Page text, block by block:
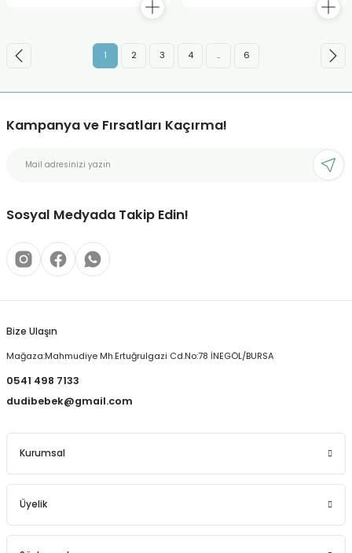
1 2 3 4 .. 6
Kampanya ve Fırsatları Kaçırma!
Sosyal Medyada Takip Edin!
Bize Ulaşın
Mağaza:Mahmudiye Mh.Ertuğrulgazi Cd.No:78 İNEGÖL/BURSA
0541 498 7133
dudibebek@gmail.com
Kurumsal
Üyelik